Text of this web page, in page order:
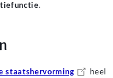
.
staatshervorming
heel